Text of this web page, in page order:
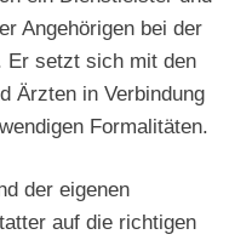
Angehörigen bei der
Er setzt sich mit den
Ärzten in Verbindung
Formalitäten.
der eigenen
auf die richtigen